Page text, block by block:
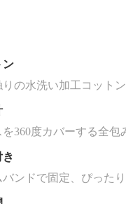
ン
の水洗い加工コット
360度カバーする全包
バンドで固定、ぴった